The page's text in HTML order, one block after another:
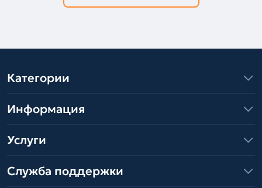
Категории
Информация
Услуги
Служба поддержки